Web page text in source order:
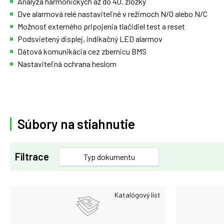
Dve alarmová relé nastaviteľné v režimoch N/O alebo N/C
Možnosť externého pripojenia tlačidiel test a reset
Podsvietený displej, indikačný LED alarmov
Dátová komunikácia cez zbernicu BMS
Nastaviteľná ochrana heslom
Súbory na stiahnutie
Filtrace Typ dokumentu
Katalógový list